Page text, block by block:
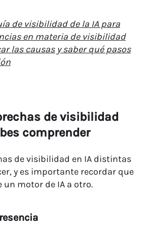
de visibilidad
comprender
de visibilidad en IA distintas
y es importante recordar que
un motor de IA a otro.